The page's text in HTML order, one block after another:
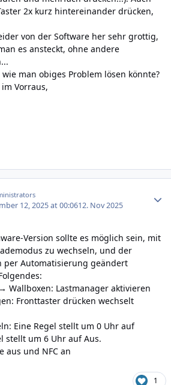
2x kurz hintereinander drücken,
von der Software her sehr grottig,
es ansteckt, ohne andere
man obiges Problem lösen könnte?
Vorraus,
12, 2025 at 00:0612. Nov 2025
Version sollte es möglich sein, mit
zu wechseln, und der
per Automatisierung geändert
Wallboxen: Lastmanager aktivieren
Fronttaster drücken wechselt
Eine Regel stellt um 0 Uhr auf
stellt um 6 Uhr auf Aus.
aus und NFC an
1